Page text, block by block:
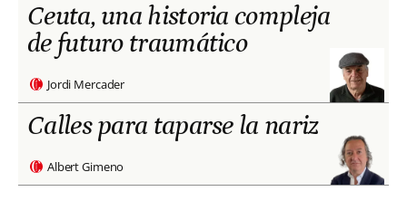
Ceuta, una historia compleja
de futuro traumático
Jordi Mercader
Calles para taparse la nariz
Albert Gimeno